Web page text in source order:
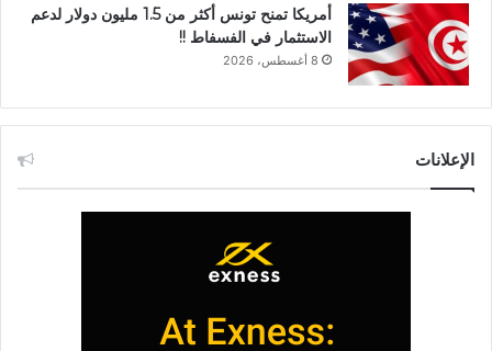
أمريكا تمنح تونس أكثر من 1.5 مليون دولار لدعم
الاستثمار في الفسفاط !!
8 أغسطس، 2026
الإعلانات